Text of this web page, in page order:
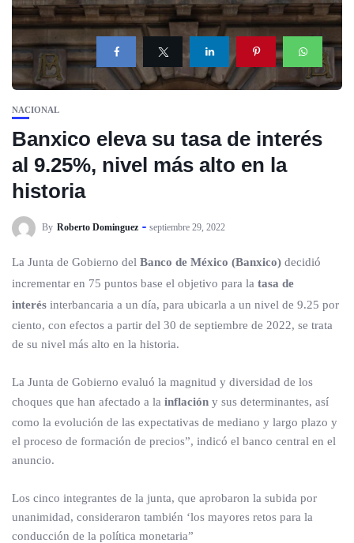
NACIONAL
Banxico eleva su tasa de interés
al 9.25%, nivel más alto en la
historia
By Roberto Dominguez septiembre 29, 2022
La Junta de Gobierno del Banco de México (Banxico) decidió
incrementar en 75 puntos base el objetivo para la tasa de
interés interbancaria a un día, para ubicarla a un nivel de 9.25 por
ciento, con efectos a partir del 30 de septiembre de 2022, se trata
de su nivel más alto en la historia.
La Junta de Gobierno evaluó la magnitud y diversidad de los
choques que han afectado a la inflación y sus determinantes, así
como la evolución de las expectativas de mediano y largo plazo y
el proceso de formación de precios”, indicó el banco central en el
anuncio.
Los cinco integrantes de la junta, que aprobaron la subida por
unanimidad, consideraron también ‘los mayores retos para la
conducción de la política monetaria”